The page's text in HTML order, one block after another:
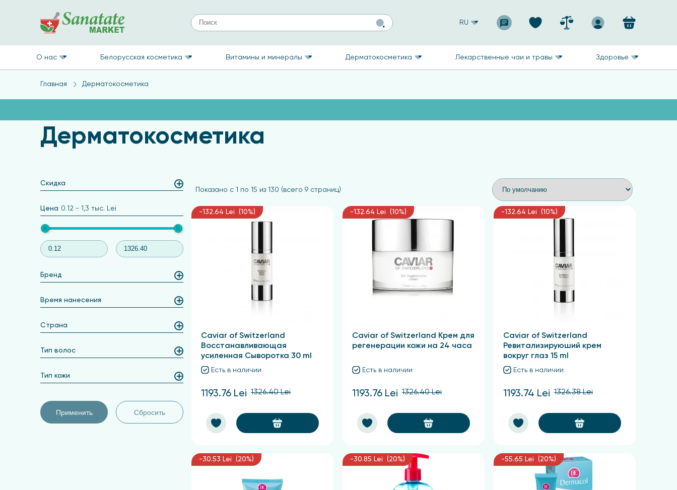
RU
О нас Белорусская косметика Витамины и минералы Дерматокосметика Лекарственные чаи и травы Здоровье
Главная Дерматокосметика
Дерматокосметика
Скидка
0.12 - 1,3 тыс. Lei
Цена
Бренд
Время нанесения
Страна
Тип волос
Тип кожи
Применить Сбросить
Показано с 1 по 15 из 130 (всего 9 страниц)
-132.64 Lei (10%)
Caviar of Switzerland
Восcтанавливающая
усиленная Сыворотка 30 ml
Есть в наличии
1193.76 Lei 1326.40 Lei
-132.64 Lei (10%)
Caviar of Switzerland Крем для
регенерации кожи на 24 часа
Есть в наличии
1193.76 Lei 1326.40 Lei
-132.64 Lei (10%)
Caviar of Switzerland
Ревитализируюший крем
вокруг глаз 15 ml
Есть в наличии
1193.74 Lei 1326.38 Lei
-30.53 Lei (20%) -30.85 Lei (20%) -55.65 Lei (20%)